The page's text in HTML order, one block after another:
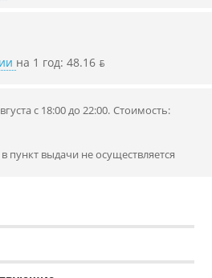
на 1 год: 48.16 ƃ
с 18:00 до 22:00. Стоимость:
пункт выдачи не осуществляется